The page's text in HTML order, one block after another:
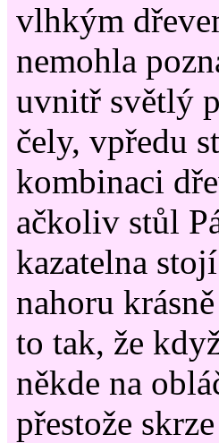
vlhkým
nemohla
uvnitř světlý
čely, vpředu
kombinaci
ačkoliv stůl
kazatelna
nahoru
to tak, že
někde na
přestože